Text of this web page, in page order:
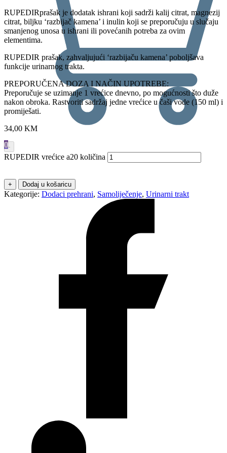
0
RUPEDIRprašak je dodatak ishrani koji sadrži kalij citrat, magnezij
citrat, biljku ‘razbijač kamena’ i inulin koji se preporučuju u slučaju
smanjenog unosa u ishrani ili povećanih potreba za ovim
elementima.
RUPEDIR prašak, zahvaljujući ‘razbijaču kamena’ poboljšava
funkcije urinarnog trakta.
PREPORUČENA DOZA I NAČIN UPOTREBE:
Preporučuje se uzimanje 1 vrećice dnevno, po mogućnosti što duže
nakon obroka. Rastvoriti sadržaj jedne vrećice u čaši vode (150 ml) i
promiješati.
34,00 KM
-
RUPEDIR vrećice a20 količina
+ Dodaj u košaricu
Kategorije: Dodaci prehrani, Samoliječenje, Urinarni trakt